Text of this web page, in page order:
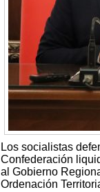
Los socialistas
Confederación
al Gobierno
Ordenación